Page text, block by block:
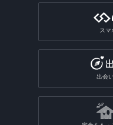
スマ
出会